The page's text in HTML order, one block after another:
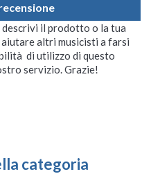
descrivi il prodotto o la tua
altri musicisti a farsi
di utilizzo di questo
servizio. Grazie!
categoria